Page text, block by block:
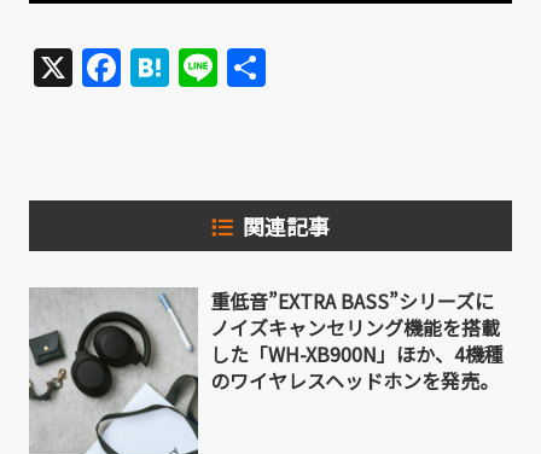
X Facebook
Hatena
Line
関連記事
重低音”EXTRA BASS”シリーズに
ノイズキャンセリング機能を搭載
した「WH-XB900N」ほか、4機種
のワイヤレスヘッドホンを発売。